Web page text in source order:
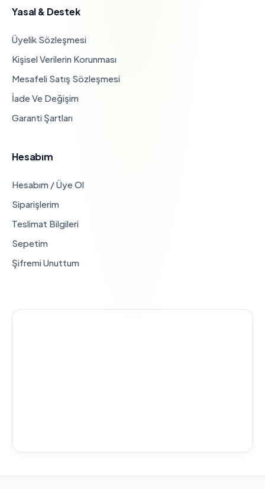
Yasal & Destek
Üyelik Sözleşmesi
Kişisel Verilerin Korunması
Mesafeli Satış Sözleşmesi
İade Ve Değişim
Garanti Şartları
Hesabım
Hesabım / Üye Ol
Siparişlerim
Teslimat Bilgileri
Sepetim
Şifremi Unuttum